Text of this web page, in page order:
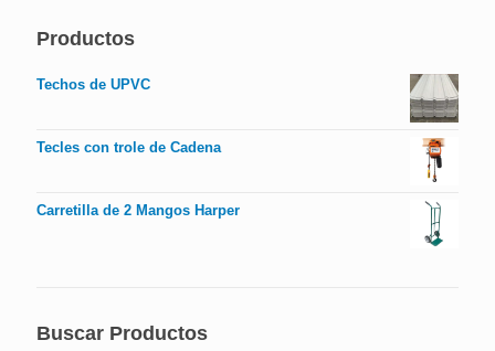
Productos
Techos de UPVC
Tecles con trole de Cadena
Carretilla de 2 Mangos Harper
Buscar Productos